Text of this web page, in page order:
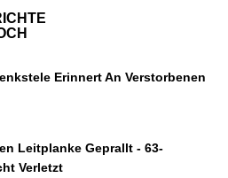
Erinnert An Verstorbenen
Leitplanke Geprallt - 63-
Verletzt